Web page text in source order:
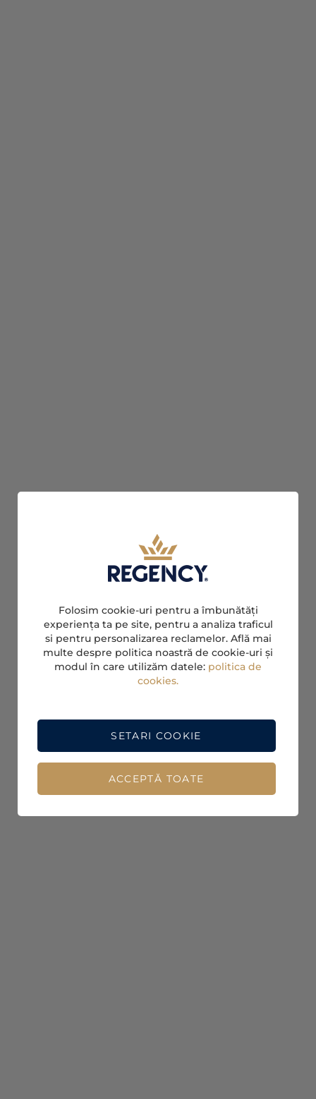
Folosim cookie-uri pentru a îmbunătăți
experiența ta pe site, pentru a analiza traficul
si pentru personalizarea reclamelor. Află mai
multe despre politica noastră de cookie-uri și
modul în care utilizăm datele: politica de
cookies.
ACCEPTĂ TOATE
SETARI COOKIE